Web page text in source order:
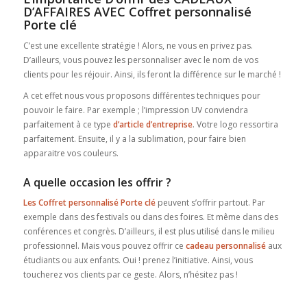
D’AFFAIRES AVEC Coffret personnalisé
Porte clé
C’est une excellente stratégie ! Alors, ne vous en privez pas.
D’ailleurs, vous pouvez les personnaliser avec le nom de vos
clients pour les réjouir. Ainsi, ils feront la différence sur le marché !
A cet effet nous vous proposons différentes techniques pour
pouvoir le faire. Par exemple ; l’impression UV conviendra
parfaitement à ce type d’article d’entreprise. Votre logo ressortira
parfaitement. Ensuite, il y a la sublimation, pour faire bien
apparaitre vos couleurs.
A quelle occasion les offrir ?
Les Coffret personnalisé Porte clépeuvent s’offrir partout. Par
exemple dans des festivals ou dans des foires. Et même dans des
conférences et congrès. D’ailleurs, il est plus utilisé dans le milieu
professionnel. Mais vous pouvez offrir ce cadeau personnaliséaux
étudiants ou aux enfants. Oui ! prenez l’initiative. Ainsi, vous
toucherez vos clients par ce geste. Alors, n’hésitez pas !